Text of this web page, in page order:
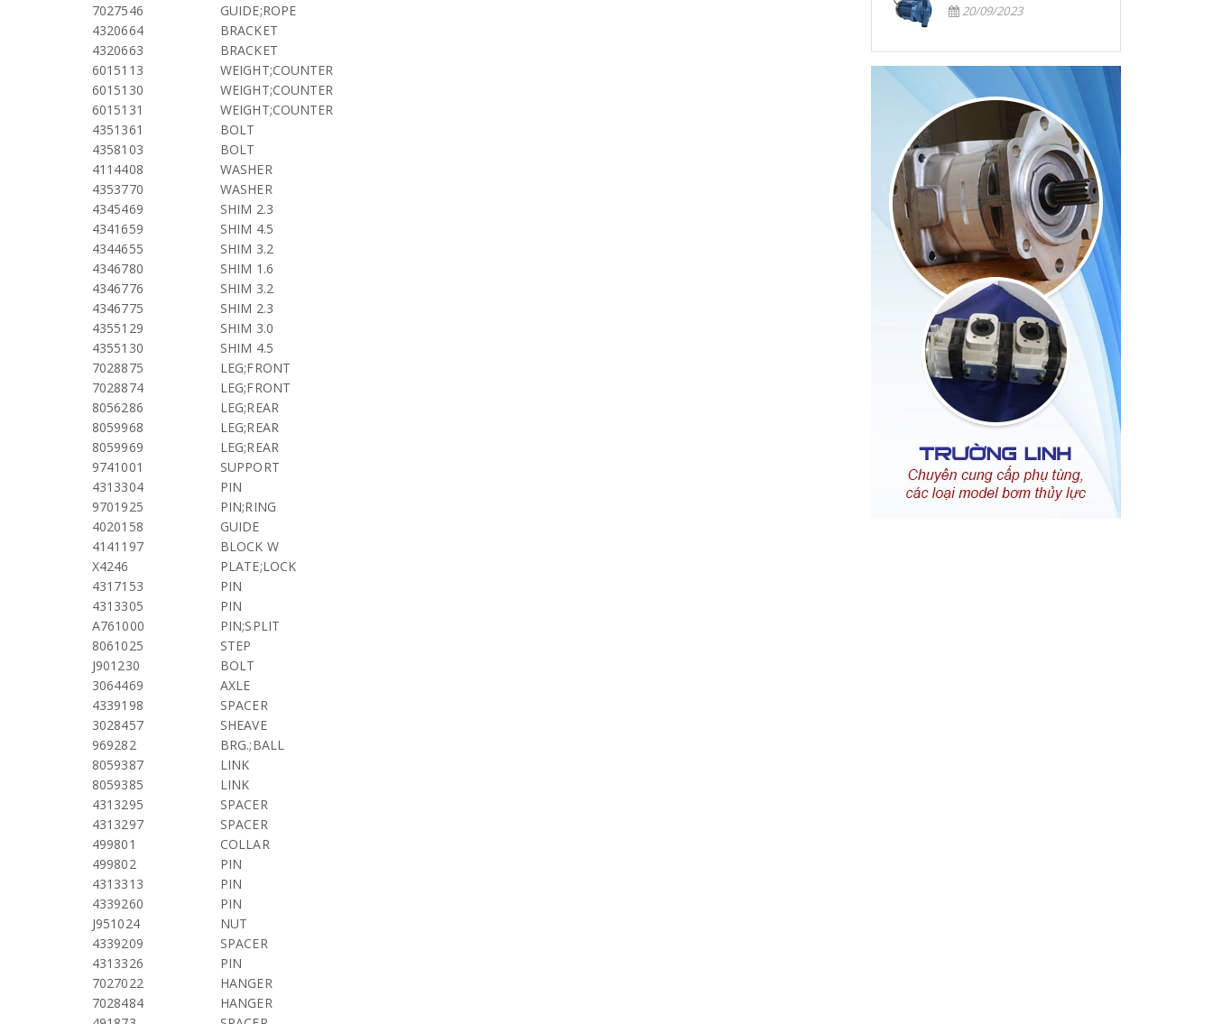
7027546
GUIDE;ROPE
4320664
BRACKET
4320663
BRACKET
6015113
WEIGHT;COUNTER
6015130
WEIGHT;COUNTER
6015131
WEIGHT;COUNTER
4351361
BOLT
4358103
BOLT
4114408
WASHER
4353770
WASHER
4345469
SHIM 2.3
4341659
SHIM 4.5
4344655
SHIM 3.2
4346780
SHIM 1.6
4346776
SHIM 3.2
4346775
SHIM 2.3
4355129
SHIM 3.0
4355130
SHIM 4.5
7028875
LEG;FRONT
7028874
LEG;FRONT
8056286
LEG;REAR
8059968
LEG;REAR
8059969
LEG;REAR
9741001
SUPPORT
4313304
PIN
9701925
PIN;RING
4020158
GUIDE
4141197
BLOCK W
X4246
PLATE;LOCK
4317153
PIN
4313305
PIN
A761000
PIN;SPLIT
8061025
STEP
J901230
BOLT
3064469
AXLE
4339198
SPACER
3028457
SHEAVE
969282
BRG.;BALL
8059387
LINK
8059385
LINK
4313295
SPACER
4313297
SPACER
499801
COLLAR
499802
PIN
4313313
PIN
4339260
PIN
J951024
NUT
4339209
SPACER
4313326
PIN
7027022
HANGER
7028484
HANGER
20/09/2023